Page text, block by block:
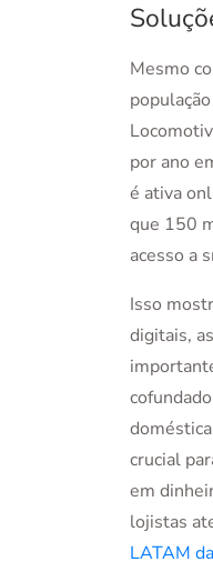
Mesmo
por ano
é ativa
que 150
acesso a
Isso
digitais,
crucial
em
lojistas
LATAM